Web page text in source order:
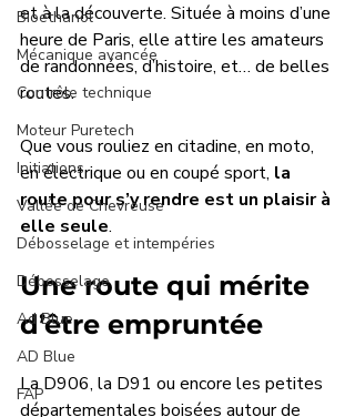
Bioethanol
Mécanique avancée
Contrôle technique
Moteur Puretech
Initiations
Vallée de Chevreuse
Débosselage et intempéries
Débosselage
Ad Blue
AD Blue
FAP
et à la découverte. Située à moins d’une
heure de Paris, elle attire les amateurs
de randonnées, d’histoire, et… de belles
routes.
Que vous rouliez en citadine, en moto,
en électrique ou en coupé sport, la
route pour s’y rendre est un plaisir à
elle seule.
Une route qui mérite
d’être empruntée
La D906, la D91 ou encore les petites
départementales boisées autour de